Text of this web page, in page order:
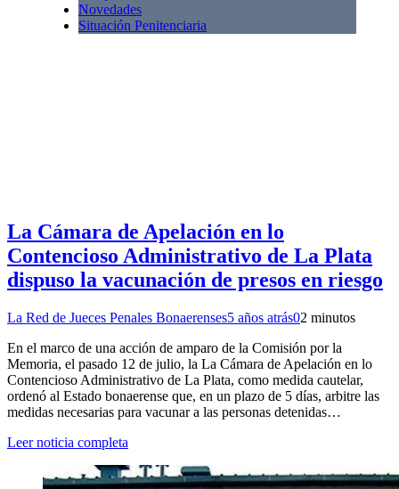
Novedades
Situación Penitenciaria
La Cámara de Apelación en lo
Contencioso Administrativo de La Plata
dispuso la vacunación de presos en riesgo
La Red de Jueces Penales Bonaerenses5 años atrás02 minutos
En el marco de una acción de amparo de la Comisión por la
Memoria, el pasado 12 de julio, la La Cámara de Apelación en lo
Contencioso Administrativo de La Plata, como medida cautelar,
ordenó al Estado bonaerense que, en un plazo de 5 días, arbitre las
medidas necesarias para vacunar a las personas detenidas…
Leer noticia completa